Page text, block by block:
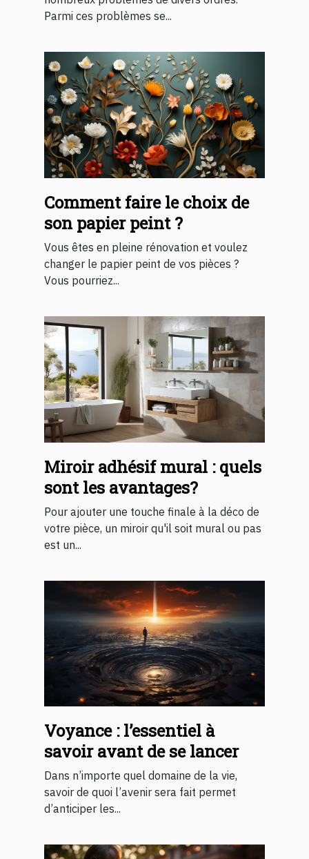
Parmi ces problèmes se...
Comment faire le choix de
son papier peint ?
Vous êtes en pleine rénovation et voulez
changer le papier peint de vos pièces ?
Vous pourriez...
Miroir adhésif mural : quels
sont les avantages?
Pour ajouter une touche finale à la déco de
votre pièce, un miroir qu'il soit mural ou pas
est un...
Voyance : l’essentiel à
savoir avant de se lancer
Dans n’importe quel domaine de la vie,
savoir de quoi l’avenir sera fait permet
d’anticiper les...